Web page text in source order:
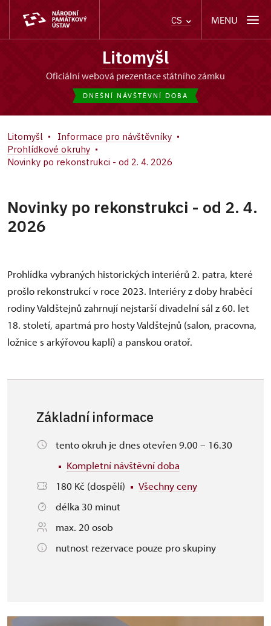
CS MENU
Litomyšl
oficiální webová prezentace státního zámku
DNEŠNÍ NÁVŠTĚVNÍ DOBA
Litomyšl
Informace pro návštěvníky
Prohlídkové okruhy
Novinky po rekonstrukci - od 2. 4. 2026
Novinky po rekonstrukci - od 2. 4.
2026
Prohlídka vybraných historických interiérů 2. patra, které
prošlo rekonstrukcí v roce 2023. Interiéry z doby hraběcí
rodiny Valdštejnů zahrnují nejstarší divadelní sál z 60. let
18. století, apartmá pro hosty Valdštejnů (salon, pracovna,
ložnice s arkýřovou kaplí) a panskou oratoř.
Základní informace
tento okruh je dnes otevřen 9.00 – 16.30
Kompletní návštěvní doba
180 Kč (dospělí)
Všechny ceny
délka 30 minut
max. 20 osob
nutnost rezervace pouze pro skupiny